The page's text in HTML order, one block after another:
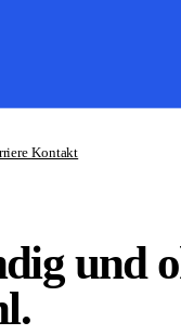
Kontakt
und